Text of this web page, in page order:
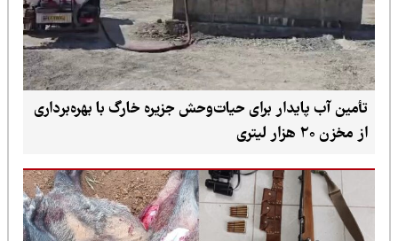
تأمین آب پایدار برای حیات‌وحش جزیره خارگ با بهره‌برداری
از مخزن ۲۰ هزار لیتری